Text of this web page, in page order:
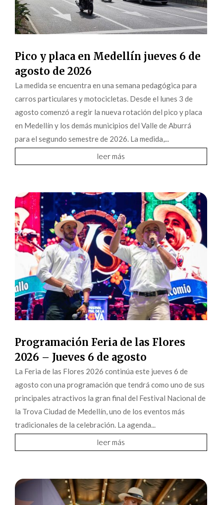
Pico y placa en Medellín jueves 6 de
agosto de 2026
La medida se encuentra en una semana pedagógica para
carros particulares y motocicletas. Desde el lunes 3 de
agosto comenzó a regir la nueva rotación del pico y placa
en Medellín y los demás municipios del Valle de Aburrá
para el segundo semestre de 2026. La medida,...
leer más
Programación Feria de las Flores
2026 – Jueves 6 de agosto
La Feria de las Flores 2026 continúa este jueves 6 de
agosto con una programación que tendrá como uno de sus
principales atractivos la gran final del Festival Nacional de
la Trova Ciudad de Medellín, uno de los eventos más
tradicionales de la celebración. La agenda...
leer más